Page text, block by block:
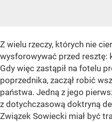
Z wielu rzeczy, których nie
wysforowywać przed resztę:
Gdy więc zastąpił na fotelu
poprzednika, zaczął robić
państwa. Jedną z jego
z dotychczasową doktryną
Związek Sowiecki miał być